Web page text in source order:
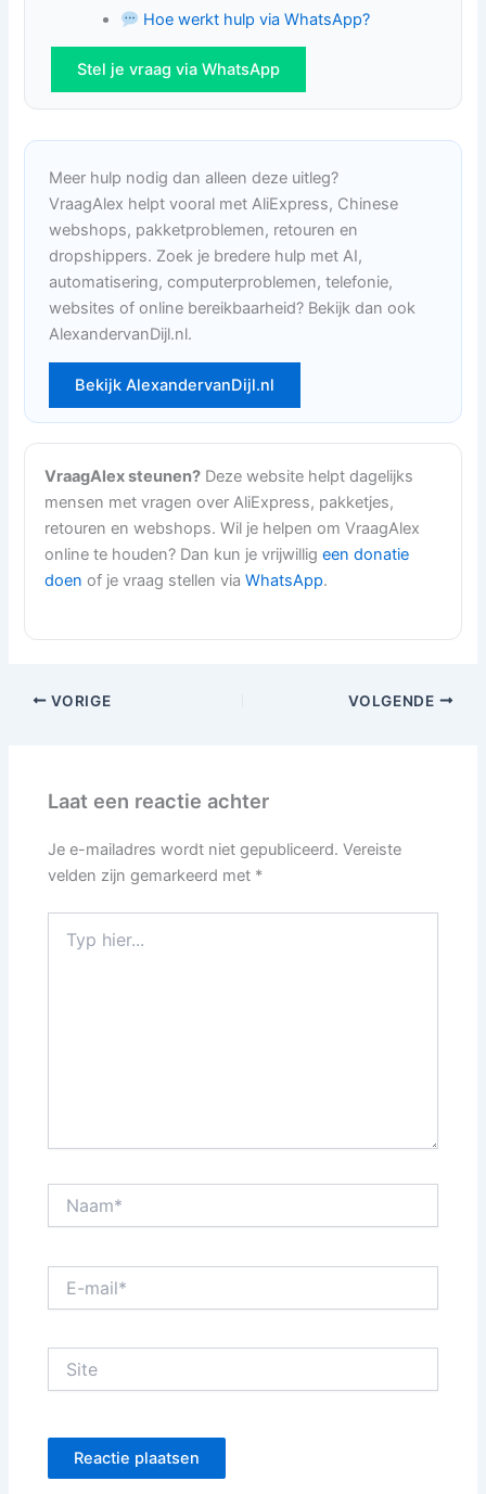
Hoe werkt hulp via WhatsApp?
Stel je vraag via WhatsApp
Meer hulp nodig dan alleen deze uitleg?
VraagAlex helpt vooral met AliExpress, Chinese
webshops, pakketproblemen, retouren en
dropshippers. Zoek je bredere hulp met AI,
automatisering, computerproblemen, telefonie,
websites of online bereikbaarheid? Bekijk dan ook
AlexandervanDijl.nl.
Bekijk AlexandervanDijl.nl
VraagAlex steunen? Deze website helpt dagelijks
mensen met vragen over AliExpress, pakketjes,
retouren en webshops. Wil je helpen om VraagAlex
online te houden? Dan kun je vrijwilligeen donatie
doen of je vraag stellen viaWhatsApp.
VORIGE VOLGENDE
Laat een reactie achter
Je e-mailadres wordt niet gepubliceerd. Vereiste
velden zijn gemarkeerd met *
hier...
mail*